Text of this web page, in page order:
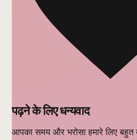
पढ़ने के लिए धन्यवाद
आपका समय और भरोसा हमारे लिए